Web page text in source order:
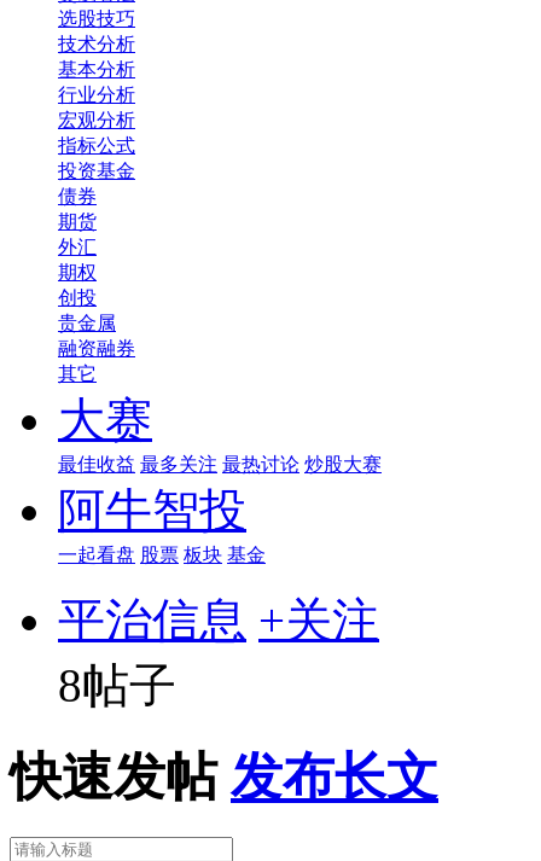
选股技巧
技术分析
基本分析
行业分析
宏观分析
指标公式
投资基金
债券
期货
外汇
期权
创投
贵金属
融资融券
其它
大赛
最佳收益 最多关注 最热讨论 炒股大赛
阿牛智投
一起看盘 股票 板块 基金
平治信息 +关注
8帖子
快速发帖 发布长文